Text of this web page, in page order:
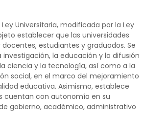
Ley Universitaria, modificada por la Ley
establecer que las universidades
estudiantes y graduados. Se
investigación, la educación y la difusión
ciencia y la tecnología, así como a la
social, en el marco del mejoramiento
educativa. Asimismo, establece
cuentan con autonomía en su
gobierno, académico, administrativo